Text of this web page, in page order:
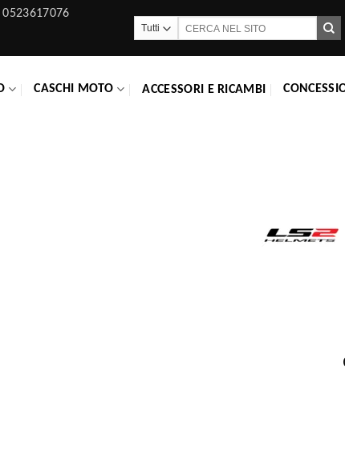
0523617076
CASCHI MOTO ACCESSORI E RICAMBI